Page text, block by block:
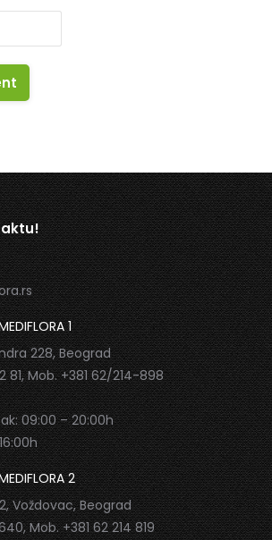
1
228, Beograd
81, Mob. +381 62/214-898
09:00 – 20:00h
2
Voždovac, Beograd
Mob. +381 62 214 819